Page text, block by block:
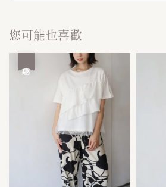
您可能也喜歡